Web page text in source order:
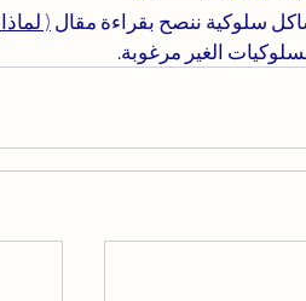
سلوكية ننصح بقراءة مقال (
الغير مرغوبة.